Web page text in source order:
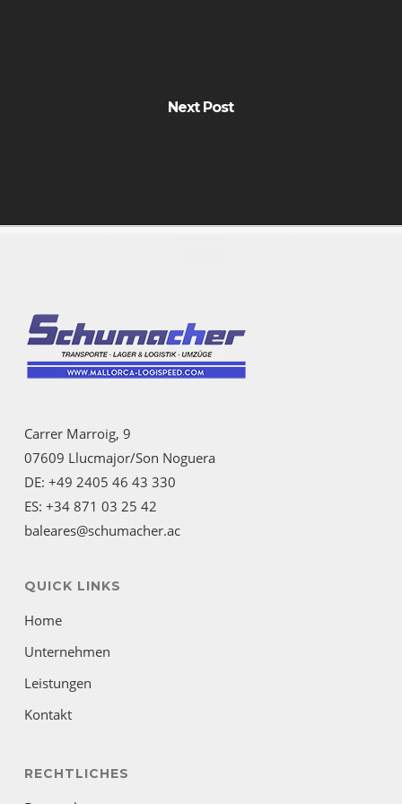
Next Post
Carrer Marroig, 9
07609 Llucmajor/Son Noguera
DE: +49 2405 46 43 330
ES: +34 871 03 25 42
baleares@schumacher.ac
QUICK LINKS
Home
Unternehmen
Leistungen
Kontakt
RECHTLICHES